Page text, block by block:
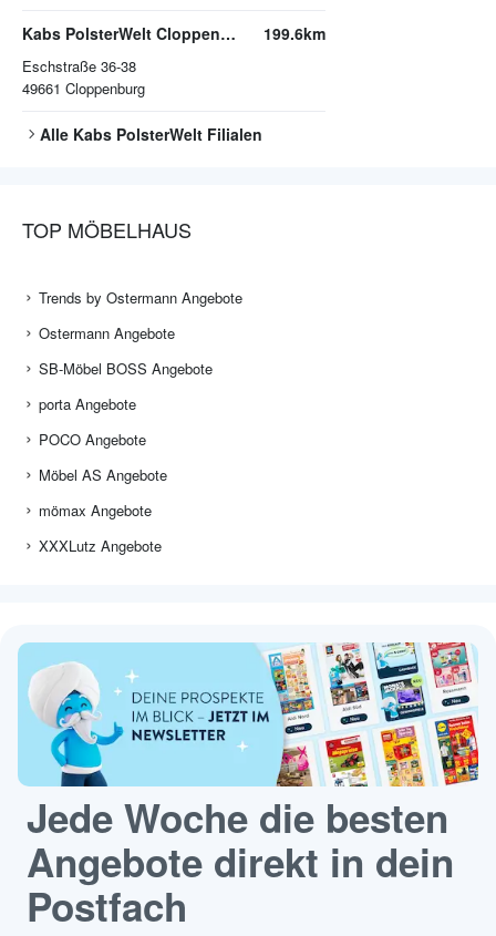
Kabs PolsterWelt Cloppenburg
Eschstraße 36-38
49661 Cloppenburg
199.6km
Alle Kabs PolsterWelt Filialen
TOP MÖBELHAUS
Trends by Ostermann Angebote
Ostermann Angebote
SB-Möbel BOSS Angebote
porta Angebote
POCO Angebote
Möbel AS Angebote
mömax Angebote
XXXLutz Angebote
Jede Woche die besten
Angebote direkt in dein
Postfach